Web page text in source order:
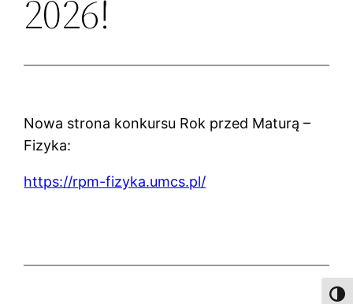
2026!
Nowa strona konkursu Rok przed Maturą –
Fizyka:
https://rpm-fizyka.umcs.pl/